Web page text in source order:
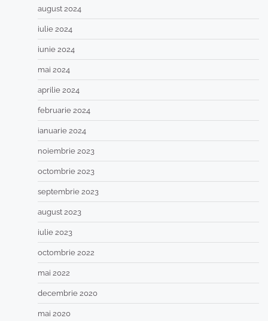
august 2024
iulie 2024
iunie 2024
mai 2024
aprilie 2024
februarie 2024
ianuarie 2024
noiembrie 2023
octombrie 2023
septembrie 2023
august 2023
iulie 2023
octombrie 2022
mai 2022
decembrie 2020
mai 2020